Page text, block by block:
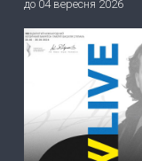
до 04 вересня 2026